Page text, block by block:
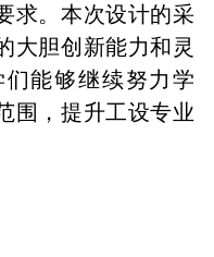
求。 本次设计的采
大胆创新能力和灵
能够继续努力学
围，提升工设专业